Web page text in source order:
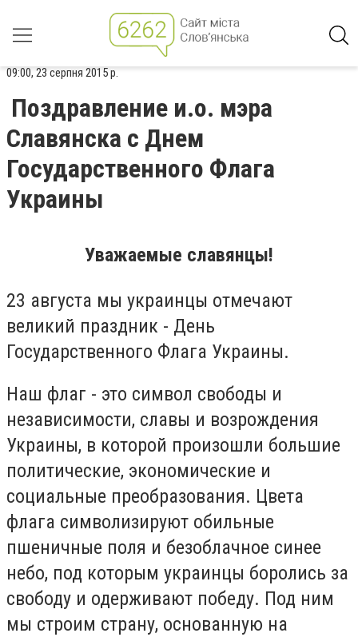
09:00, 23 серпня 2015 р.
Поздравление и.о. мэра
Славянска с Днем
Государственного Флага
Украины
Уважаемые славянцы!
23 августа мы украинцы отмечают
великий праздник - День
Государственного Флага Украины.
Наш флаг - это символ свободы и
независимости, славы и возрождения
Украины, в которой произошли большие
политические, экономические и
социальные преобразования. Цвета
флага символизируют обильные
пшеничные поля и безоблачное синее
небо, под которым украинцы боролись за
свободу и одерживают победу. Под ним
мы строим страну, основанную на